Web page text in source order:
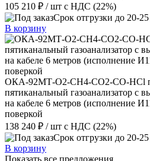
105 210 ₽ / шт с НДС (22%)
Срок отгрузки до 20-
В корзину
ОКА-92МТ-О2-СН4-СО2-СО-HCl
пятиканальный газоанализатор с
на кабеле 6 метров (исполнение
поверкой
138 240 ₽ / шт с НДС (22%)
Срок отгрузки до 20-
В корзину
Показать все предложения